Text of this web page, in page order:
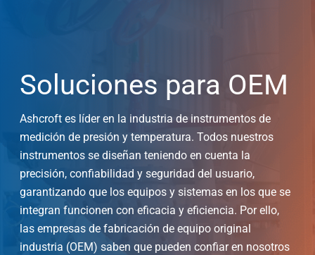
Soluciones para OEM
Ashcroft es líder en la industria de instrumentos de
medición de presión y temperatura. Todos nuestros
instrumentos se diseñan teniendo en cuenta la
precisión, confiabilidad y seguridad del usuario,
garantizando que los equipos y sistemas en los que se
integran funcionen con eficacia y eficiencia. Por ello,
las empresas de fabricación de equipo original
industria (OEM) saben que pueden confiar en nosotros